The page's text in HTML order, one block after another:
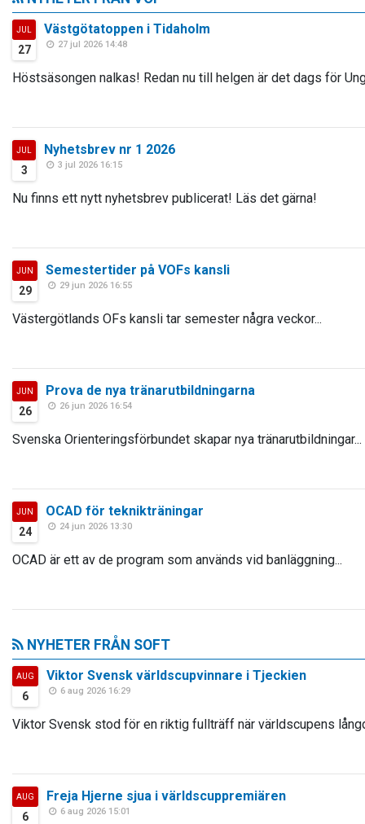
JUL
27
Västgötatoppen i Tidaholm
27 jul 2026 14:48
Höstsäsongen nalkas! Redan nu till helgen är det dags för
JUL
3
Nyhetsbrev nr 1 2026
3 jul 2026 16:15
Nu finns ett nytt nyhetsbrev publicerat! Läs det gärna!
JUN
29
Semestertider på VOFs kansli
29 jun 2026 16:55
Västergötlands OFs kansli tar semester några veckor...
JUN
26
Prova de nya tränarutbildningarna
26 jun 2026 16:54
Svenska Orienteringsförbundet skapar nya tränarutbildningar...
JUN
24
OCAD för teknikträningar
24 jun 2026 13:30
OCAD är ett av de program som används vid banläggning...
NYHETER FRÅN SOFT
AUG
6
Viktor Svensk världscupvinnare i Tjeckien
6 aug 2026 16:29
Viktor Svensk stod för en riktig fullträff när världscupens
AUG
6
Freja Hjerne sjua i världscuppremiären
6 aug 2026 15:01